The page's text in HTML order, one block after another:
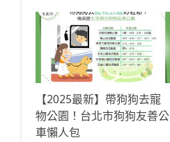
【2025最新】帶狗狗去寵
物公園！台北市狗狗友善公
車懶人包